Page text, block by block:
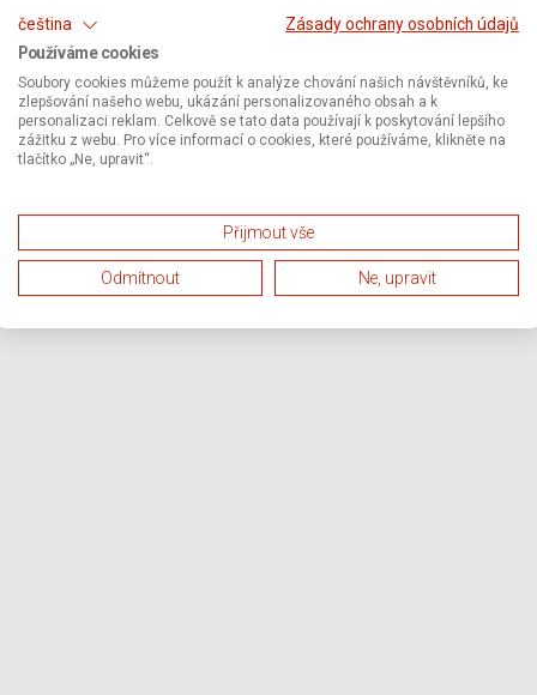
čeština
Zásady ochrany osobních údajů
Používáme cookies
Soubory cookies můžeme použít k analýze chování našich návštěvníků, ke
zlepšování našeho webu, ukázání personalizovaného obsah a k
personalizaci reklam. Celkově se tato data používají k poskytování lepšího
zážitku z webu. Pro více informací o cookies, které používáme, klikněte na
tlačítko „Ne, upravit“.
Přijmout vše
Odmítnout Ne, upravit